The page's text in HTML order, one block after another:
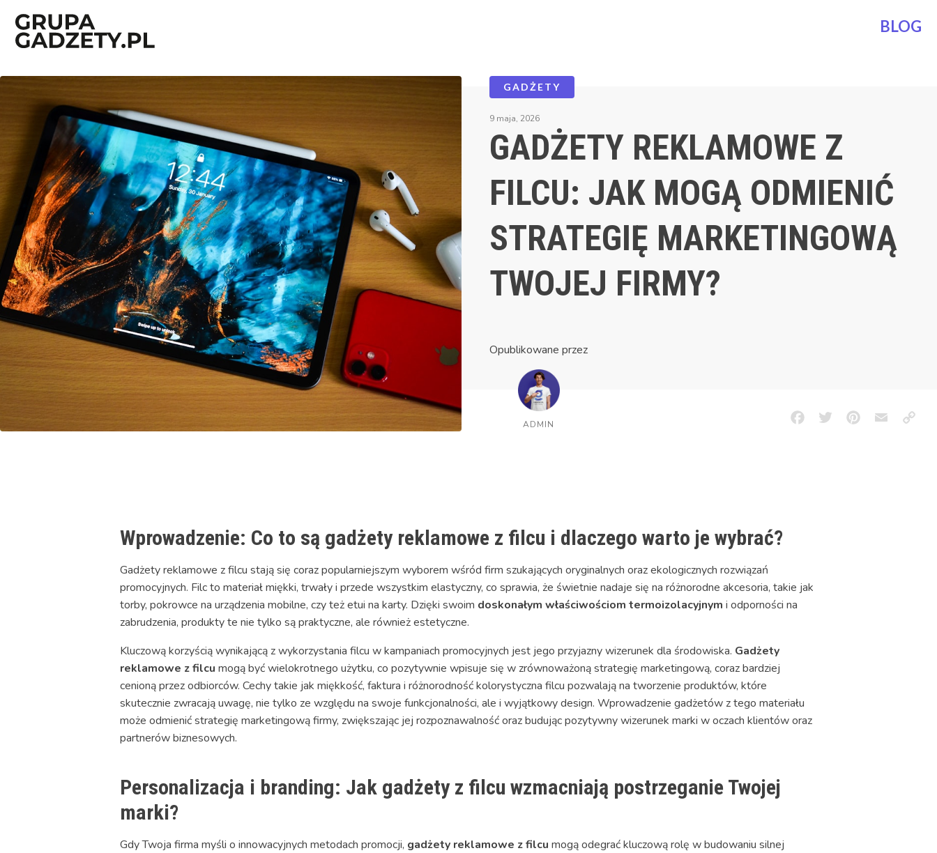
BLOG
GADŻETY
9 maja, 2026
GADŻETY REKLAMOWE Z
FILCU: JAK MOGĄ ODMIENIĆ
STRATEGIĘ MARKETINGOWĄ
TWOJEJ FIRMY?
Opublikowane przez
ADMIN FacebookTwitterPinterestEmailCopy
Wprowadzenie: Co to są gadżety reklamowe z filcu i dlaczego warto je wybrać?
Gadżety reklamowe z filcu stają się coraz popularniejszym wyborem wśród firm szukających oryginalnych oraz ekologicznych rozwiązań
promocyjnych. Filc to materiał miękki, trwały i przede wszystkim elastyczny, co sprawia, że świetnie nadaje się na różnorodne akcesoria, takie jak
torby, pokrowce na urządzenia mobilne, czy też etui na karty. Dzięki swoim doskonałym właściwościom termoizolacyjnym i odporności na
zabrudzenia, produkty te nie tylko są praktyczne, ale również estetyczne.
Kluczową korzyścią wynikającą z wykorzystania filcu w kampaniach promocyjnych jest jego przyjazny wizerunek dla środowiska. Gadżety
reklamowe z filcu mogą być wielokrotnego użytku, co pozytywnie wpisuje się w zrównoważoną strategię marketingową, coraz bardziej
cenioną przez odbiorców. Cechy takie jak miękkość, faktura i różnorodność kolorystyczna filcu pozwalają na tworzenie produktów, które
skutecznie zwracają uwagę, nie tylko ze względu na swoje funkcjonalności, ale i wyjątkowy design. Wprowadzenie gadżetów z tego materiału
może odmienić strategię marketingową firmy, zwiększając jej rozpoznawalność oraz budując pozytywny wizerunek marki w oczach klientów oraz
partnerów biznesowych.
Personalizacja i branding: Jak gadżety z filcu wzmacniają postrzeganie Twojej
marki?
Gdy Twoja firma myśli o innowacyjnych metodach promocji, gadżety reklamowe z filcu mogą odegrać kluczową rolę w budowaniu silnej